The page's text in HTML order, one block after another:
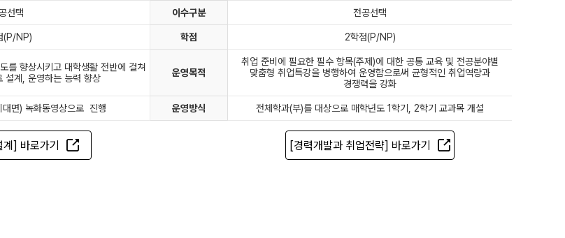
선택 이수구분 전공선택
(P/NP) 학점 2학점(P/NP)
를 향상시키고 대학생활 전반에 걸쳐
설계, 운영하는 능력 향상
운영목적
취업 준비에 필요한 필수 항목(주제)에 대한 공통 교육 및 전공분야별
맞춤형 취업특강을 병행하여 운영함으로써 균형적인 취업역량과
경쟁력을 강화
면) 녹화동영상으로 진행 운영방식 전체학과(부)를 대상으로 매학년도 1학기, 2학기 교과목 개설
계] 바로가기 [경력개발과 취업전략] 바로가기